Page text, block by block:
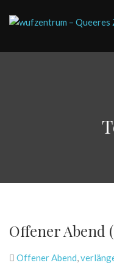
Offener Abend
Offener Abend,